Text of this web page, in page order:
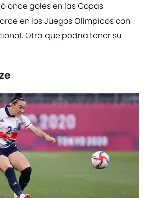
once goles en las Copas
en los Juegos Olímpicos con
Otra que podría tener su